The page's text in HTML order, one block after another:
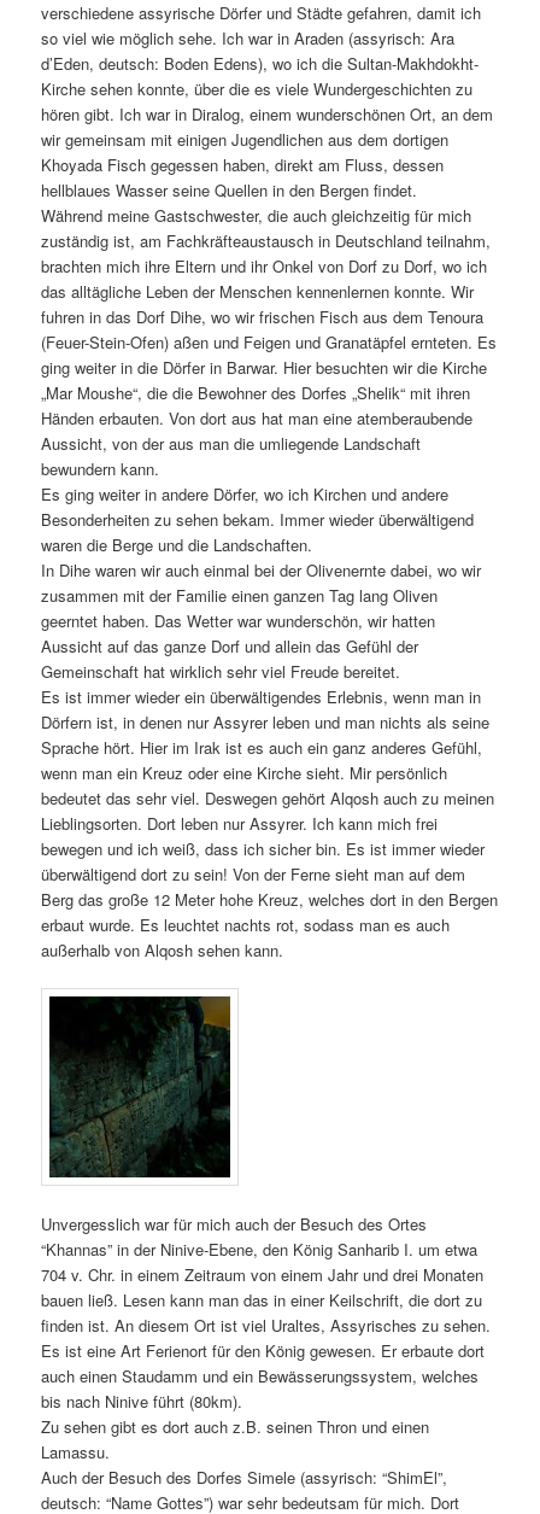
verschiedene assyrische Dörfer und Städte gefahren, damit ich
so viel wie möglich sehe. Ich war in Araden (assyrisch: Ara
d’Eden, deutsch: Boden Edens), wo ich die Sultan-Makhdokht-
Kirche sehen konnte, über die es viele Wundergeschichten zu
hören gibt. Ich war in Diralog, einem wunderschönen Ort, an dem
wir gemeinsam mit einigen Jugendlichen aus dem dortigen
Khoyada Fisch gegessen haben, direkt am Fluss, dessen
hellblaues Wasser seine Quellen in den Bergen findet.
Während meine Gastschwester, die auch gleichzeitig für mich
zuständig ist, am Fachkräfteaustausch in Deutschland teilnahm,
brachten mich ihre Eltern und ihr Onkel von Dorf zu Dorf, wo ich
das alltägliche Leben der Menschen kennenlernen konnte. Wir
fuhren in das Dorf Dihe, wo wir frischen Fisch aus dem Tenoura
(Feuer-Stein-Ofen) aßen und Feigen und Granatäpfel ernteten. Es
ging weiter in die Dörfer in Barwar. Hier besuchten wir die Kirche
„Mar Moushe“, die die Bewohner des Dorfes „Shelik“ mit ihren
Händen erbauten. Von dort aus hat man eine atemberaubende
Aussicht, von der aus man die umliegende Landschaft
bewundern kann.
Es ging weiter in andere Dörfer, wo ich Kirchen und andere
Besonderheiten zu sehen bekam. Immer wieder überwältigend
waren die Berge und die Landschaften.
In Dihe waren wir auch einmal bei der Olivenernte dabei, wo wir
zusammen mit der Familie einen ganzen Tag lang Oliven
geerntet haben. Das Wetter war wunderschön, wir hatten
Aussicht auf das ganze Dorf und allein das Gefühl der
Gemeinschaft hat wirklich sehr viel Freude bereitet.
Es ist immer wieder ein überwältigendes Erlebnis, wenn man in
Dörfern ist, in denen nur Assyrer leben und man nichts als seine
Sprache hört. Hier im Irak ist es auch ein ganz anderes Gefühl,
wenn man ein Kreuz oder eine Kirche sieht. Mir persönlich
bedeutet das sehr viel. Deswegen gehört Alqosh auch zu meinen
Lieblingsorten. Dort leben nur Assyrer. Ich kann mich frei
bewegen und ich weiß, dass ich sicher bin. Es ist immer wieder
überwältigend dort zu sein! Von der Ferne sieht man auf dem
Berg das große 12 Meter hohe Kreuz, welches dort in den Bergen
erbaut wurde. Es leuchtet nachts rot, sodass man es auch
außerhalb von Alqosh sehen kann.
Unvergesslich war für mich auch der Besuch des Ortes
“Khannas” in der Ninive-Ebene, den König Sanharib I. um etwa
704 v. Chr. in einem Zeitraum von einem Jahr und drei Monaten
bauen ließ. Lesen kann man das in einer Keilschrift, die dort zu
finden ist. An diesem Ort ist viel Uraltes, Assyrisches zu sehen.
Es ist eine Art Ferienort für den König gewesen. Er erbaute dort
auch einen Staudamm und ein Bewässerungssystem, welches
bis nach Ninive führt (80km).
Zu sehen gibt es dort auch z.B. seinen Thron und einen
Lamassu.
Auch der Besuch des Dorfes Simele (assyrisch: “ShimEl”,
deutsch: “Name Gottes”) war sehr bedeutsam für mich. Dort